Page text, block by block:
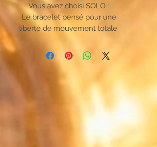
Vous avez choisi SOLO :
Le bracelet pensé pour une
liberté de mouvement totale.
cette création unique s'enfile en
un instant. Pensé pour un confort
votre poignet et se fait oublier
pour accompagner chacun de vos
gestes au quotidien.
Le Japon rencontre les métaux
Faites naître un mix qui ne